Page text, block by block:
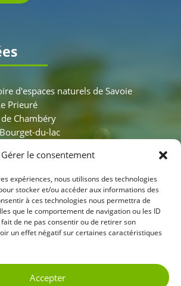
Gérer le consentement
expériences, nous utilisons des technologies
stocker et/ou accéder aux informations des
à ces technologies nous permettra de
que le comportement de navigation ou les ID
de ne pas consentir ou de retirer son
un effet négatif sur certaines caractéristiques
Accepter
d'espaces naturels de Savoie
Prieuré
Chambéry
du-lac
32